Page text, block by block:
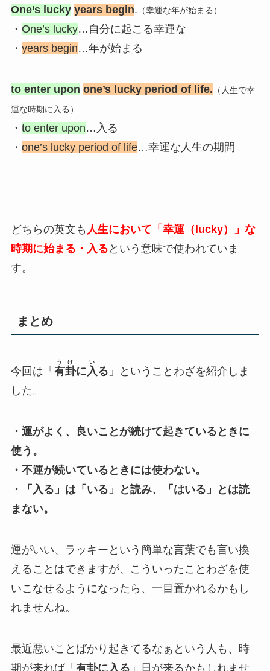
One’s lucky years begin. （幸運な年が始まる）
・ One’s lucky…自分に起こる幸運な
・ years begin…年が始まる
to enter upon one’s lucky period of life. （人生で幸
運な時期に入る）
・ to enter upon…入る
・ one’s lucky period of life…幸運な人生の期間
どちらの英文も 人生において「幸運（lucky）」な
時期に始まる・入る という意味で使われていま
す。
まとめ
今回は「 有卦
うけ
に入
い
る 」ということわざを紹介しま
した。
・運がよく、良いことが続けて起きているときに
使う。
・不運が続いているときには使わない。
・「入る」は「いる」と読み、「はいる」とは読
まない。
運がいい、ラッキーという簡単な言葉でも言い換
えることはできますが、こういったことわざを使
いこなせるようになったら、一目置かれるかもし
れませんね。
最近悪いことばかり起きてるなぁという人も、時
期が来れば「 有卦に入る 」日が来るかもしれませ